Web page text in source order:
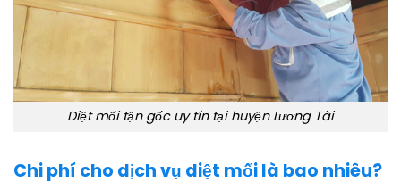
Diệt mối tận gốc uy tín tại huyện Lương Tài
Chi phí cho dịch vụ diệt mối là bao nhiêu?